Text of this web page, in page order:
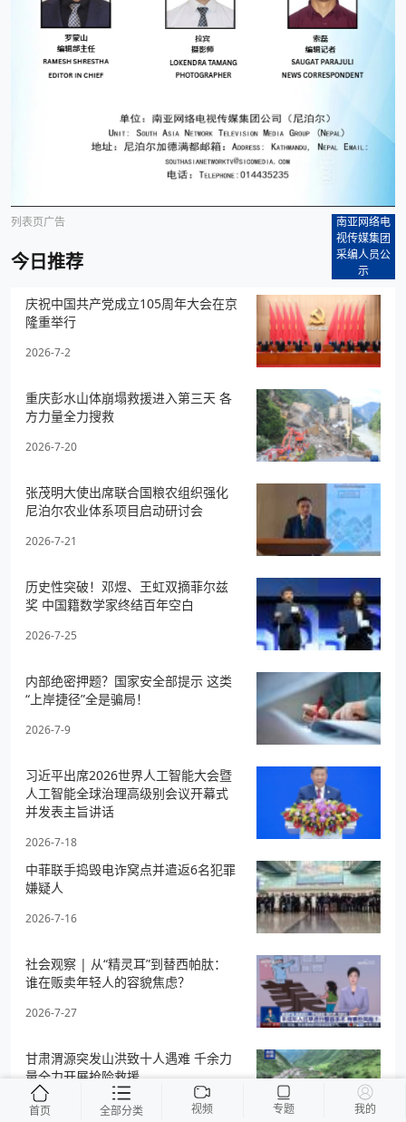
列表页广告
南亚网络电
视传媒集团
采编人员公
示
今日推荐
庆祝中国共产党成立105周年大会在京
隆重举行
2026-7-2
重庆彭水山体崩塌救援进入第三天 各
方力量全力搜救
2026-7-20
张茂明大使出席联合国粮农组织强化
尼泊尔农业体系项目启动研讨会
2026-7-21
历史性突破！邓煜、王虹双摘菲尔兹
奖 中国籍数学家终结百年空白
2026-7-25
内部绝密押题？国家安全部提示 这类
“上岸捷径”全是骗局！
2026-7-9
习近平出席2026世界人工智能大会暨
人工智能全球治理高级别会议开幕式
并发表主旨讲话
2026-7-18
中菲联手捣毁电诈窝点并遣返6名犯罪
嫌疑人
2026-7-16
社会观察 | 从“精灵耳”到替西帕肽：
谁在贩卖年轻人的容貌焦虑？
2026-7-27
甘肃渭源突发山洪致十人遇难 千余力
量全力开展抢险救援
2026-7-27
首页 全部分类 视频 专题 我的